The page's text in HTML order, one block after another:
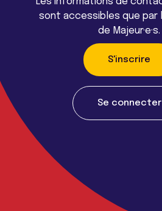
sont accessibles que par
de Majeur·e·s.
S'inscrire
Se connecter